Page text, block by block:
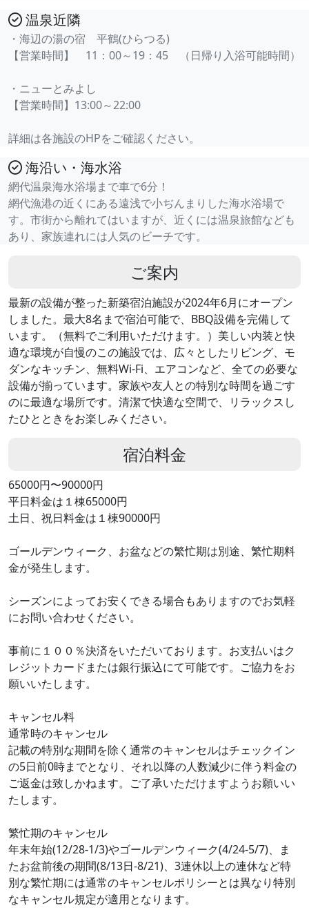
温泉近隣
・海辺の湯の宿 平鶴(ひらつる)
【営業時間】 11：00～19：45 （日帰り入浴可能時間）
・ニューとみよし
【営業時間】13:00～22:00
詳細は各施設のHPをご確認ください。
海沿い・海水浴
網代温泉海水浴場まで車で6分！
網代漁港の近くにある遠浅で小ぢんまりした海水浴場で
す。市街から離れてはいますが、近くには温泉旅館なども
あり、家族連れには人気のビーチです。
ご案内
最新の設備が整った新築宿泊施設が2024年6月にオープン
しました。最大8名まで宿泊可能で、BBQ設備を完備して
います。（無料でご利用いただけます。）美しい内装と快
適な環境が自慢のこの施設では、広々としたリビング、モ
ダンなキッチン、無料Wi-Fi、エアコンなど、全ての必要な
設備が揃っています。家族や友人との特別な時間を過ごす
のに最適な場所です。清潔で快適な空間で、リラックスし
たひとときをお楽しみください。
宿泊料金
65000円〜90000円
平日料金は１棟65000円
土日、祝日料金は１棟90000円
ゴールデンウィーク、お盆などの繁忙期は別途、繁忙期料
金が発生します。
シーズンによってお安くできる場合もありますのでお気軽
にお問い合わせください。
事前に１００％決済をいただいております。お支払いはク
レジットカードまたは銀行振込にて可能です。ご協力をお
願いいたします。
キャンセル料
通常時のキャンセル
記載の特別な期間を除く通常のキャンセルはチェックイン
の5日前0時までとなり、それ以降の人数減少に伴う料金の
ご返金は致しかねます。ご了承いただけますようお願いい
たします。
繁忙期のキャンセル
年末年始(12/28-1/3)やゴールデンウィーク(4/24-5/7)、ま
たお盆前後の期間(8/13日-8/21)、3連休以上の連休など特
別な繁忙期には通常のキャンセルポリシーとは異なり特別
なキャンセル規定が適用となります。